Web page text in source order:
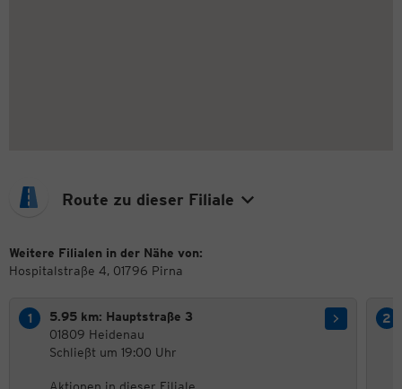
Route zu dieser Filiale
Weitere Filialen in der Nähe von:
Hospitalstraße 4, 01796 Pirna
5.95 km: Hauptstraße 3
01809 Heidenau
Schließt um 19:00 Uhr